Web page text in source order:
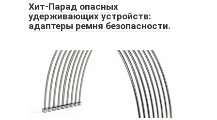
Хит-Парад опасных
удерживающих устройств:
адаптеры ремня безопасности.